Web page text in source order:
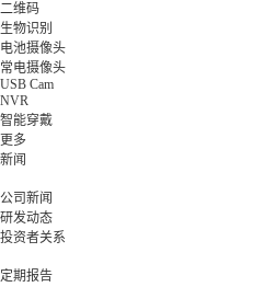
二维码
生物识别
电池摄像头
常电摄像头
USB Cam
NVR
智能穿戴
更多
新闻
公司新闻
研发动态
投资者关系
定期报告